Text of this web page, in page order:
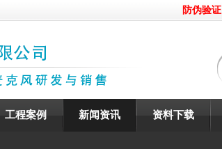
防伪验证
工程案例 新闻资讯 资料下载